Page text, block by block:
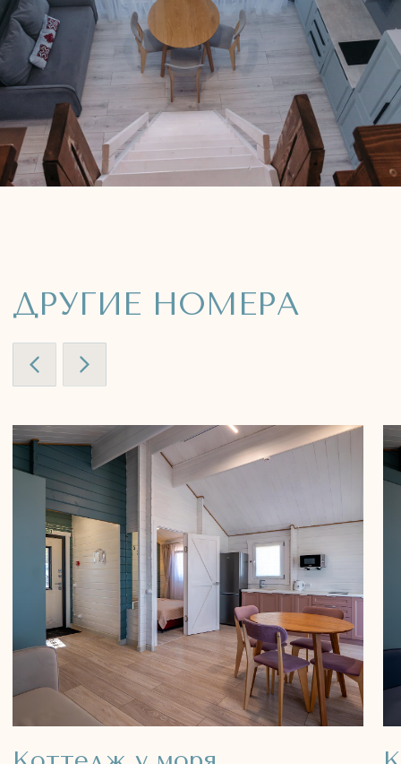
Оставьте заявку — мы свяжемся с вами,
поможем подобрать коттедж, расскажем
о доступных датах и акциях.
+7
Заказать звонок
село Юркино, улица Кирова, 32А